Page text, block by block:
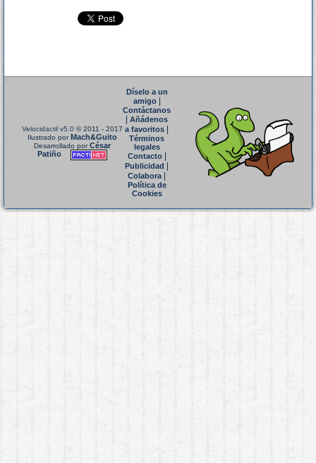
Velocidactil v5.0 © 2011 - 2017
Ilustrado porMach&Guito
Desarrollado porCésar
Patiño
Díselo a un
amigo|
Contáctanos
Añádenos
a favoritos
Términos
legales
Contacto|
Publicidad
Colabora|
Política de
Cookies